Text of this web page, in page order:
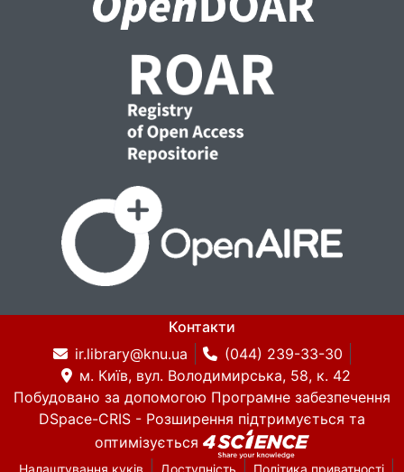
Контакти
ir.library@knu.ua
(044) 239-33-30
м. Київ, вул. Володимирська, 58, к. 42
Побудовано за допомогою Програмне забезпечення
DSpace-CRIS - Розширення підтримується та
оптимізується
Налаштування куків Доступність Політика приватності